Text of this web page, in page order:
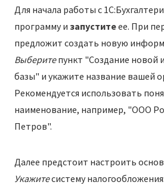
Для начала работы с
программу и запуститеее. При
предложит создать новую
Выберитепункт "Создание новой
базы" и укажите название вашей
Рекомендуется использовать
наименование, например, "ООО
Петров".
Далее предстоит настроить
Укажитесистему